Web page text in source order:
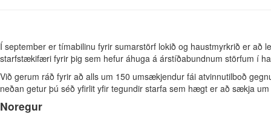
Í september er tímabilinu fyrir sumarstörf lokið og haustmyrkrið er að
starfstækifæri fyrir þig sem hefur áhuga á árstíðabundnum störfum í
Við gerum ráð fyrir að alls um 150 umsækjendur fái atvinnutilboð
neðan getur þú séð yfirlit yfir tegundir starfa sem hægt er að sækja
Noregur